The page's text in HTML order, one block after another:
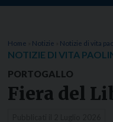
Dove siamo
Notizie
Home Notizie Notizie di vita
NOTIZIE DI VITA
PORTOGALLO
Fiera del